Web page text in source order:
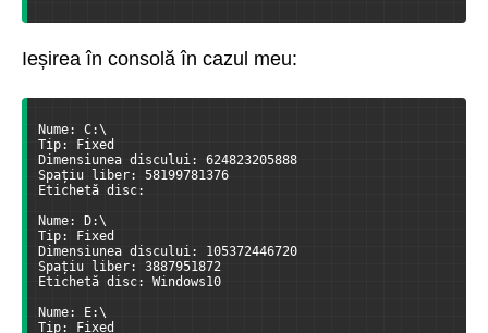
Ieșirea în consolă în cazul meu:
Nume: C:\
Tip: Fixed
Dimensiunea discului: 624823205888
Spațiu liber: 58199781376
Etichetă disc:
Nume: D:\
Tip: Fixed
Dimensiunea discului: 105372446720
Spațiu liber: 3887951872
Etichetă disc: Windows10
Nume: E:\
Tip: Fixed